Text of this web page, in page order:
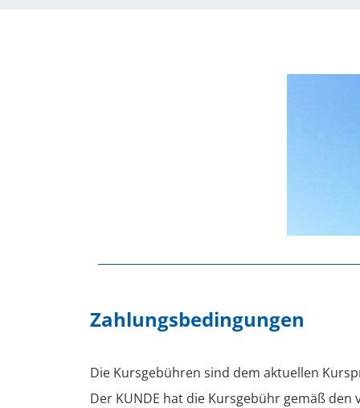
Zahlungsbedingungen
Die Kursgebühren sind dem aktuellen
Der KUNDE hat die Kursgebühr gemäß